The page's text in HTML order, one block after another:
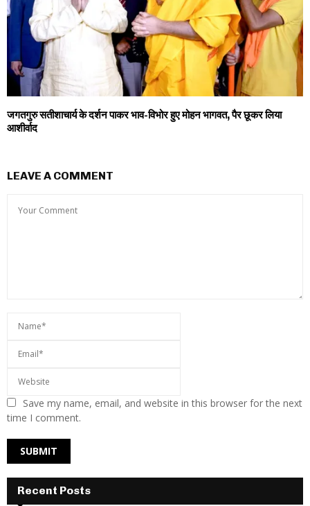
जगतगुरु सतीशाचार्य के दर्शन पाकर भाव-विभोर हुए मोहन भागवत, पैर छूकर लिया
आशीर्वाद
LEAVE A COMMENT
Save my name, email, and website in this browser for the next
time I comment.
Recent Posts